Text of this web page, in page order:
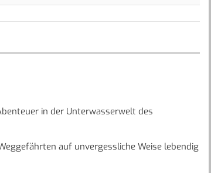
in der Unterwasserwelt des
auf unvergessliche Weise lebendig